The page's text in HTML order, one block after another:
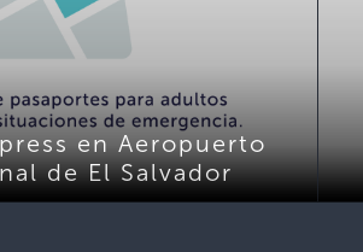
en Aeropuerto
de El Salvador